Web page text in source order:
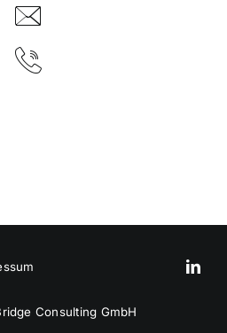
Consulting GmbH